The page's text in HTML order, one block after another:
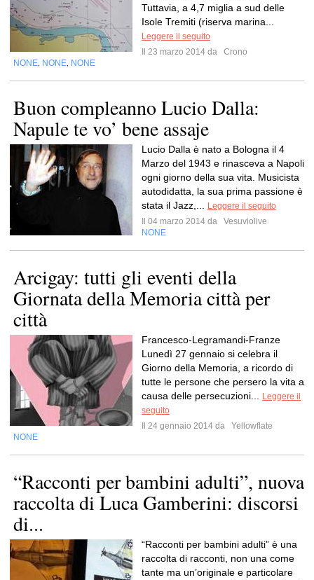
Tuttavia, a 4,7 miglia a sud delle
Isole Tremiti (riserva marina...
Leggere il seguito
Il 23 marzo 2014 da
Crono
NONE NONE NONE
Buon compleanno Lucio Dalla:
Napule te vo’ bene assaje
Lucio Dalla è nato a Bologna il 4
Marzo del 1943 e rinasceva a Napoli
ogni giorno della sua vita. Musicista
autodidatta, la sua prima passione è
stata il Jazz,...
Leggere il seguito
Il 04 marzo 2014 da
Vesuviolive
NONE
Arcigay: tutti gli eventi della
Giornata della Memoria città per
città
Francesco-Legramandi-Franze
Lunedì 27 gennaio si celebra il
Giorno della Memoria, a ricordo di
tutte le persone che persero la vita a
causa delle persecuzioni...
Leggere il
seguito
Il 24 gennaio 2014 da
Yellowflate
NONE
“Racconti per bambini adulti”, nuova
raccolta di Luca Gamberini: discorsi
di...
“Racconti per bambini adulti” è una
raccolta di racconti, non una come
tante ma un’originale e particolare